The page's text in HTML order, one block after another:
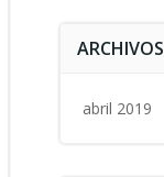
ARCHIVOS
abril 2019